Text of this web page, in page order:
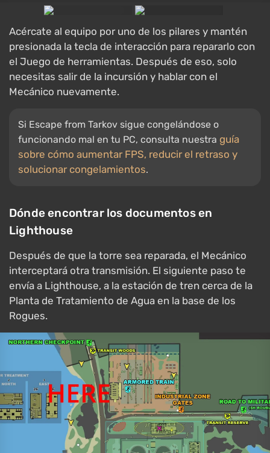
Acércate al equipo por uno de los pilares y mantén
presionada la tecla de interacción para repararlo con
el Juego de herramientas. Después de eso, solo
necesitas salir de la incursión y hablar con el
Mecánico nuevamente.
Si Escape from Tarkov sigue congelándose o
funcionando mal en tu PC, consulta nuestra guía
sobre cómo aumentar FPS, reducir el retraso y
solucionar congelamientos.
Dónde encontrar los documentos en
Lighthouse
Después de que la torre sea reparada, el Mecánico
interceptará otra transmisión. El siguiente paso te
envía a Lighthouse, a la estación de tren cerca de la
Planta de Tratamiento de Agua en la base de los
Rogues.